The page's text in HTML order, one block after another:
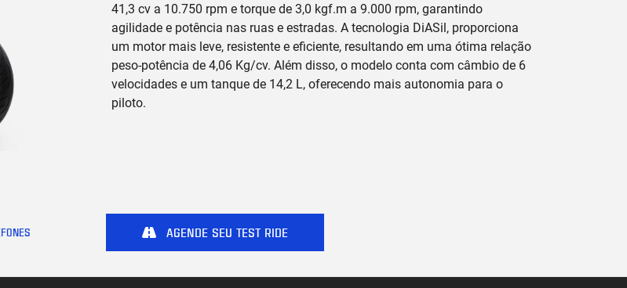
41,3 cv a 10.750 rpm e torque de 3,0 kgf.m a 9.000 rpm, garantindo
agilidade e potência nas ruas e estradas. A tecnologia DiASil, proporciona
um motor mais leve, resistente e eficiente, resultando em uma ótima relação
peso-potência de 4,06 Kg/cv. Além disso, o modelo conta com câmbio de 6
velocidades e um tanque de 14,2 L, oferecendo mais autonomia para o
piloto.
AGENDE SEU TEST RIDE